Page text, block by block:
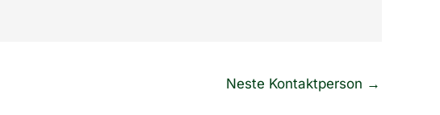
Neste Kontaktperson →